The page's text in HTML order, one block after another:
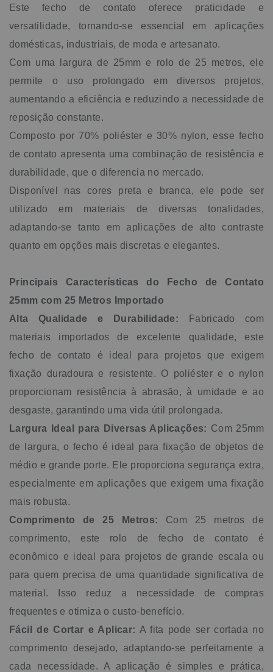
acessórios que necessitam de fechamento seguro e
permitindo que as peças sejam facilmente ajustadas e
fixadas. Calçados e Acessórios: Em calçados, o fecho de
facilitando o fechamento rápido e ajustável. Também pode
ser utilizado em cintos, braceletes e acessórios
personalizados. Móveis e Decoração: Para aplicações em
cortinas, capas de almofadas, colchas e outros itens de
decoração, esse fecho proporciona uma fixação prática e
removível. Ele é excelente para mantas e capas de proteção
para sofás, oferecendo a possibilidade de retirada rápida
para lavagem. Aplicações Industriais e Comerciais: No setor
embalagens e na organização de cabos, sendo uma
solução eficiente para fixar equipamentos, ferramentas e
em expositores e displays, oferecendo fixação rápida para
materiais de comunicação visual. Artesanato e DIY (Faça
DIY, o fecho de contato é utilizado em projetos de
brinquedos. Sua praticidade e fácil aplicação tornam-no
ideal para projetos criativos e personalizados.
Equipamentos Esportivos e de Segurança: Amplamente
e suportes, o fecho de contato garante fixação e segurança
durante a prática de atividades físicas. Também pode ser
usado em coletes de segurança e uniformes específicos.Por
Que Escolher o Fecho de Contato 25mm com 25 Metros
Importado?A escolha do fecho de contato 25mm com 25
metros importado é ideal para quem busca uma solução de
fixação prática, durável e com excelente custo-benefício.
Este produto alia qualidade e versatilidade, podendo ser
utilizado em diferentes superfícies e aplicações. Sua
composição de poliéster e nylon assegura resistência e
conforto, enquanto a disponibilidade em preto e branco
permite que o fecho se adapte a variados estilos e
necessidades.Seja para projetos industriais, comerciais ou
domésticos, este fecho de contato importado atende às
quanto a praticidade.Dados TécnicosComposição: 70%
poliéster e 30% nylonMarca: ImportadoLargura:
Este fecho de contato oferece praticidade e
versatilidade, tornando-se essencial em aplicações
domésticas, industriais, de moda e artesanato.
Com uma largura de 25mm e rolo de 25 metros, ele
permite o uso prolongado em diversos projetos,
aumentando a eficiência e reduzindo a necessidade de
reposição constante.
Composto por 70% poliéster e 30% nylon, esse fecho
de contato apresenta uma combinação de resistência e
durabilidade, que o diferencia no mercado.
Disponível nas cores preta e branca, ele pode ser
utilizado em materiais de diversas tonalidades,
adaptando-se tanto em aplicações de alto contraste
quanto em opções mais discretas e elegantes.
Principais Características do Fecho de Contato
25mm com 25 Metros Importado
Alta Qualidade e Durabilidade: Fabricado com
materiais importados de excelente qualidade, este
fecho de contato é ideal para projetos que exigem
fixação duradoura e resistente. O poliéster e o nylon
proporcionam resistência à abrasão, à umidade e ao
desgaste, garantindo uma vida útil prolongada.
Largura Ideal para Diversas Aplicações: Com 25mm
de largura, o fecho é ideal para fixação de objetos de
médio e grande porte. Ele proporciona segurança extra,
especialmente em aplicações que exigem uma fixação
mais robusta.
Comprimento de 25 Metros: Com 25 metros de
comprimento, este rolo de fecho de contato é
econômico e ideal para projetos de grande escala ou
para quem precisa de uma quantidade significativa de
material. Isso reduz a necessidade de compras
frequentes e otimiza o custo-benefício.
Fácil de Cortar e Aplicar: A fita pode ser cortada no
comprimento desejado, adaptando-se perfeitamente a
cada necessidade. A aplicação é simples e prática,